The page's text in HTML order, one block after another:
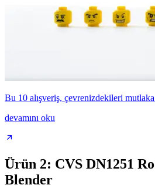
Bu 10 alışveriş, çevrenizdekileri
devamını oku
Ürün 2: CVS DN1251
Blender